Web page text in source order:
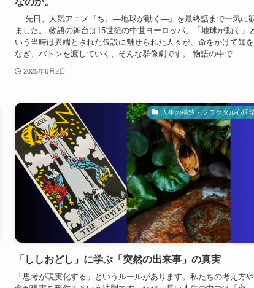
先日、人気アニメ『ち。―地球が動く―』を最終話まで一気に
ました。 物語の舞台は15世紀の中世ヨーロッパ。「地球が動く」
いう当時は異端とされた仮説に魅せられた人々が、命をかけて知
なぎ、バトンを渡していく、そんな群像劇です。 物語の中で...
2025年6月2日
人生の構造・フラクタル心理
「ししおどし」に学ぶ「突然の出来事」の真実
「思考が現実化する」というルールがあります。私たちの考え方